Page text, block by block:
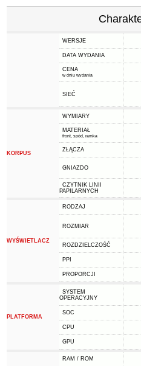
WERSJE
DATA WYDANIA
CENA
w dniu wydania
SIEĆ
KORPUS
WYMIARY
MATERIAŁ
front, spód, ramka
ZŁĄCZA
GNIAZDO
CZYTNIK LINII
PAPILARNYCH
WYŚWIETLACZ
RODZAJ
ROZMIAR
ROZDZIELCZOŚĆ
PPI
PROPORCJI
PLATFORMA
SYSTEM
OPERACYJNY
SOC
CPU
GPU
RAM / ROM